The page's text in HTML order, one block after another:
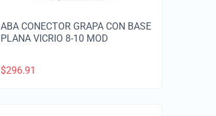
ABA CONECTOR GRAPA CON BASE
PLANA VICRIO 8-10 MOD
$296.91